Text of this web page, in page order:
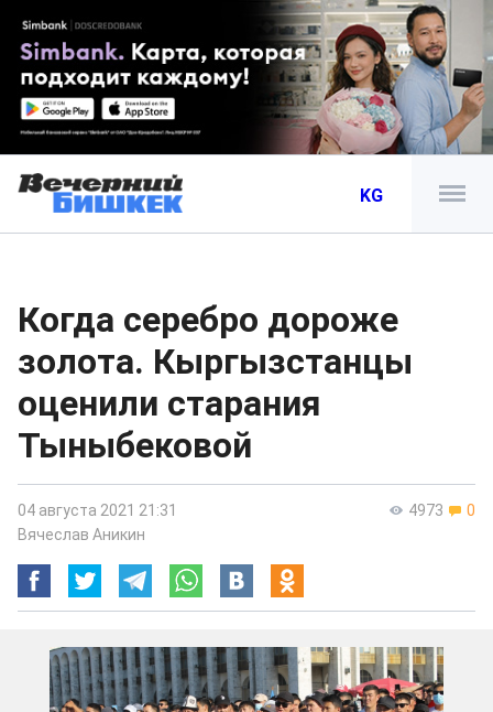
KG
Когда серебро дороже
золота. Кыргызстанцы
оценили старания
Тыныбековой
4973 0
04 августа 2021 21:31
Вячеслав Аникин